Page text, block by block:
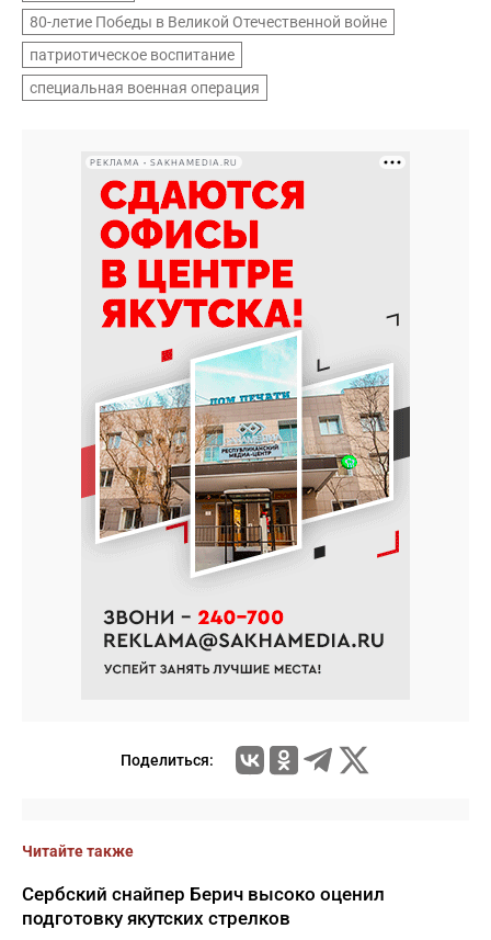
80-летие Победы в Великой Отечественной войне
патриотическое воспитание
специальная военная операция
РЕКЛАМА • SAKHAMEDIA.RU
Поделиться:
Читайте также
Сербский снайпер Берич высоко оценил
подготовку якутских стрелков